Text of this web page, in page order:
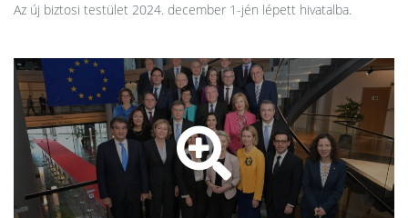
Az új biztosi testület 2024. december 1-jén lépett hivatalba.